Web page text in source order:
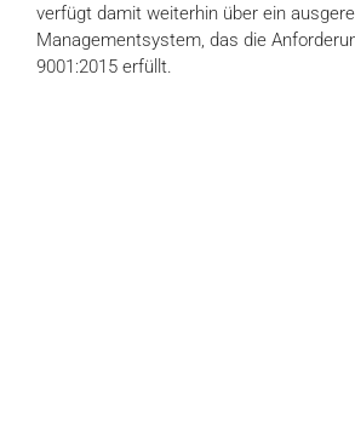
verfügt damit weiterhin über ein
Managementsystem, das die
9001:2015 erfüllt.